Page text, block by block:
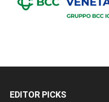
EDITOR PICKS